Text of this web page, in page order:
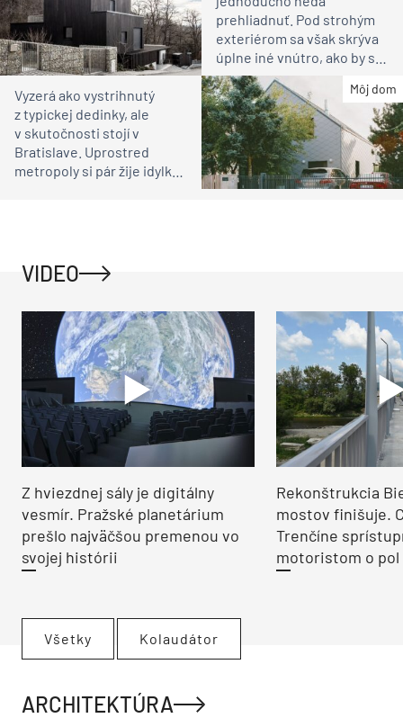
prehliadnuť. Pod strohým
exteriérom sa však skrýva
úplne iné vnútro, ako by ste
čakali
Môj dom
Vyzerá ako vystrihnutý
z typickej dedinky, ale
v skutočnosti stojí v
Bratislave. Uprostred
metropoly si pár žije idylku
VIDEO
Z hviezdnej sály je digitálny
vesmír. Pražské planetárium
prešlo najväčšou premenou vo
svojej histórii
Rekonštrukcia
mostov finišuje.
Trenčíne
motoristom o pol
Všetky Kolaudátor
ARCHITEKTÚRA